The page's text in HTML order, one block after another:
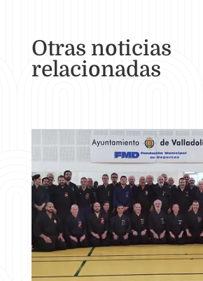
Otras noticias
relacionadas